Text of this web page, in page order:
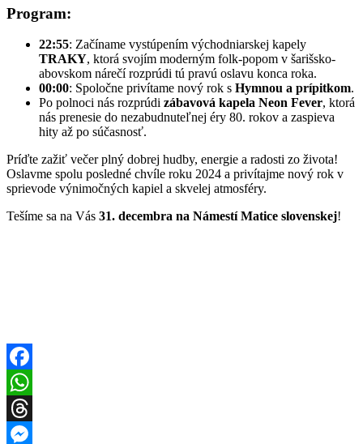
Program:
22:55: Začíname vystúpením východniarskej kapely
TRAKY, ktorá svojím moderným folk-popom v šarišsko-
abovskom nárečí rozprúdi tú pravú oslavu konca roka.
00:00: Spoločne privítame nový rok s Hymnou a prípitkom.
Po polnoci nás rozprúdi zábavová kapela Neon Fever, ktorá
nás prenesie do nezabudnuteľnej éry 80. rokov a zaspieva
hity až po súčasnosť.
Príďte zažiť večer plný dobrej hudby, energie a radosti zo života!
Oslavme spolu posledné chvíle roku 2024 a privítajme nový rok v
sprievode výnimočných kapiel a skvelej atmosféry.
Tešíme sa na Vás 31. decembra na Námestí Matice slovenskej!
Facebook
WhatsApp
Threads